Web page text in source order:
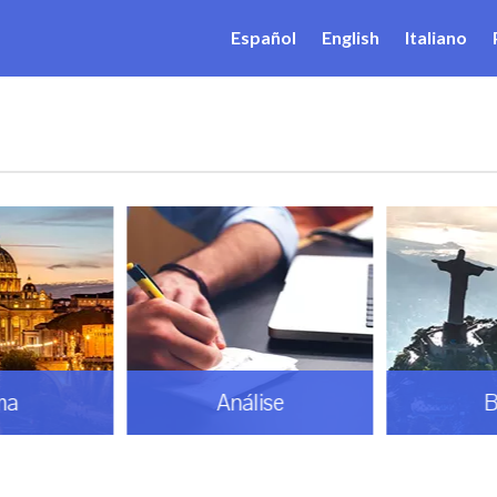
Español English Italiano
Análise